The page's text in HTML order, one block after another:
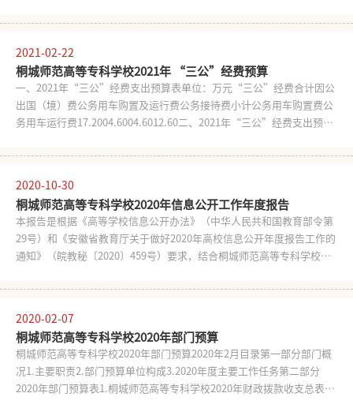
师范高等专科学校2021年财政拨款收支总表5.桐城师范高等专科学校
算基本支出表7.桐城师范高等专科学校2021年政府性基金预算支出表8.
桐城师范高等专科学校2021年国有资本经营预算支出表9.桐城师范高等
专科学校2021年项目支出表10.桐城师范高等专科学校2021年政府采购
支出表11.桐城师范高等专科学校2021年政府购买服务支出表第三部分
2021年部门预算情况说明1.关于2021年收支总表的说明2.关于2021年收
公共预算基本支出表的说明7.关于2021年政府性基金预算支出表的说明
2021-02-22
桐城师范高等专科学校2021年 “三公”经费预算
一、2021年“三公”经费支出预算表单位：万元“三公”经费合计因公
出国（境）费公务用车购置及运行费公务接待费小计公务用车购置费公
务用车运行费17.2004.6004.6012.60二、2021年“三公”经费支出预算
万元，比2020年预算减少9.80万元，下降36.30%。其中：因公出国
车购置及运行费支出预算为4.60万元。具体情况如下：（一）因公出国
（境）费支出预算0万元,本年度未安排，上年度也未安排，与上年持
平，无增减变化，主要原因是2021年没有安排出国（出境）外事活动。
经费使用严格执行《安庆市市直党政机关因公临时出国经费管理办法》
（财行〔2015〕508号）、《安庆市市直党政机关因公短期出国培训费
因主要是减少公务接待的次数和规模。该项经费主要用于公务人员出席
会议、考察调研、执行任务、学习交流、检查指
2020-10-30
桐城师范高等专科学校2020年信息公开工作年度报告
本报告是根据《高等学校信息公开办法》（中华人民共和国教育部令第
29号）和《安徽省教育厅关于做好2020年高校信息公开年度报告工作的
通知》（皖教秘〔2020〕459号）要求，结合桐城师范高等专科学校
述、信息主动公开情况、依申请公开和不予公开情况、对信息公开的评
和改进措施等。统计数据的时间为2019年9月1日至2020年8月31日。本
报告由桐城师范高等专科学校信息公开网站
（http://www.tctc.edu.cn）对社会发布。一、概述本学年度，我校深
入学习贯彻党中央、国务院和省委、省政府关于政务公开工作的决策部
署，切实执行《高等学校信息公开办法》、《教育部关于公布高等学校
2020-02-07
桐城师范高等专科学校2020年部门预算
桐城师范高等专科学校2020年部门预算2020年2月目录第一部分部门概
况1.主要职责2.部门预算单位构成3.2020年度主要工作任务第二部分
2020年部门预算表1.桐城师范高等专科学校2020年财政拨款收支总表2.